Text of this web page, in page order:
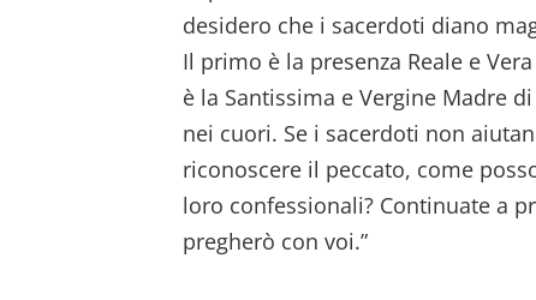
desidero che i sacerdoti diano
Il primo è la presenza Reale e
è la Santissima e Vergine Madre
nei cuori. Se i sacerdoti non
riconoscere il peccato, come
loro confessionali? Continuate a
pregherò con voi.”